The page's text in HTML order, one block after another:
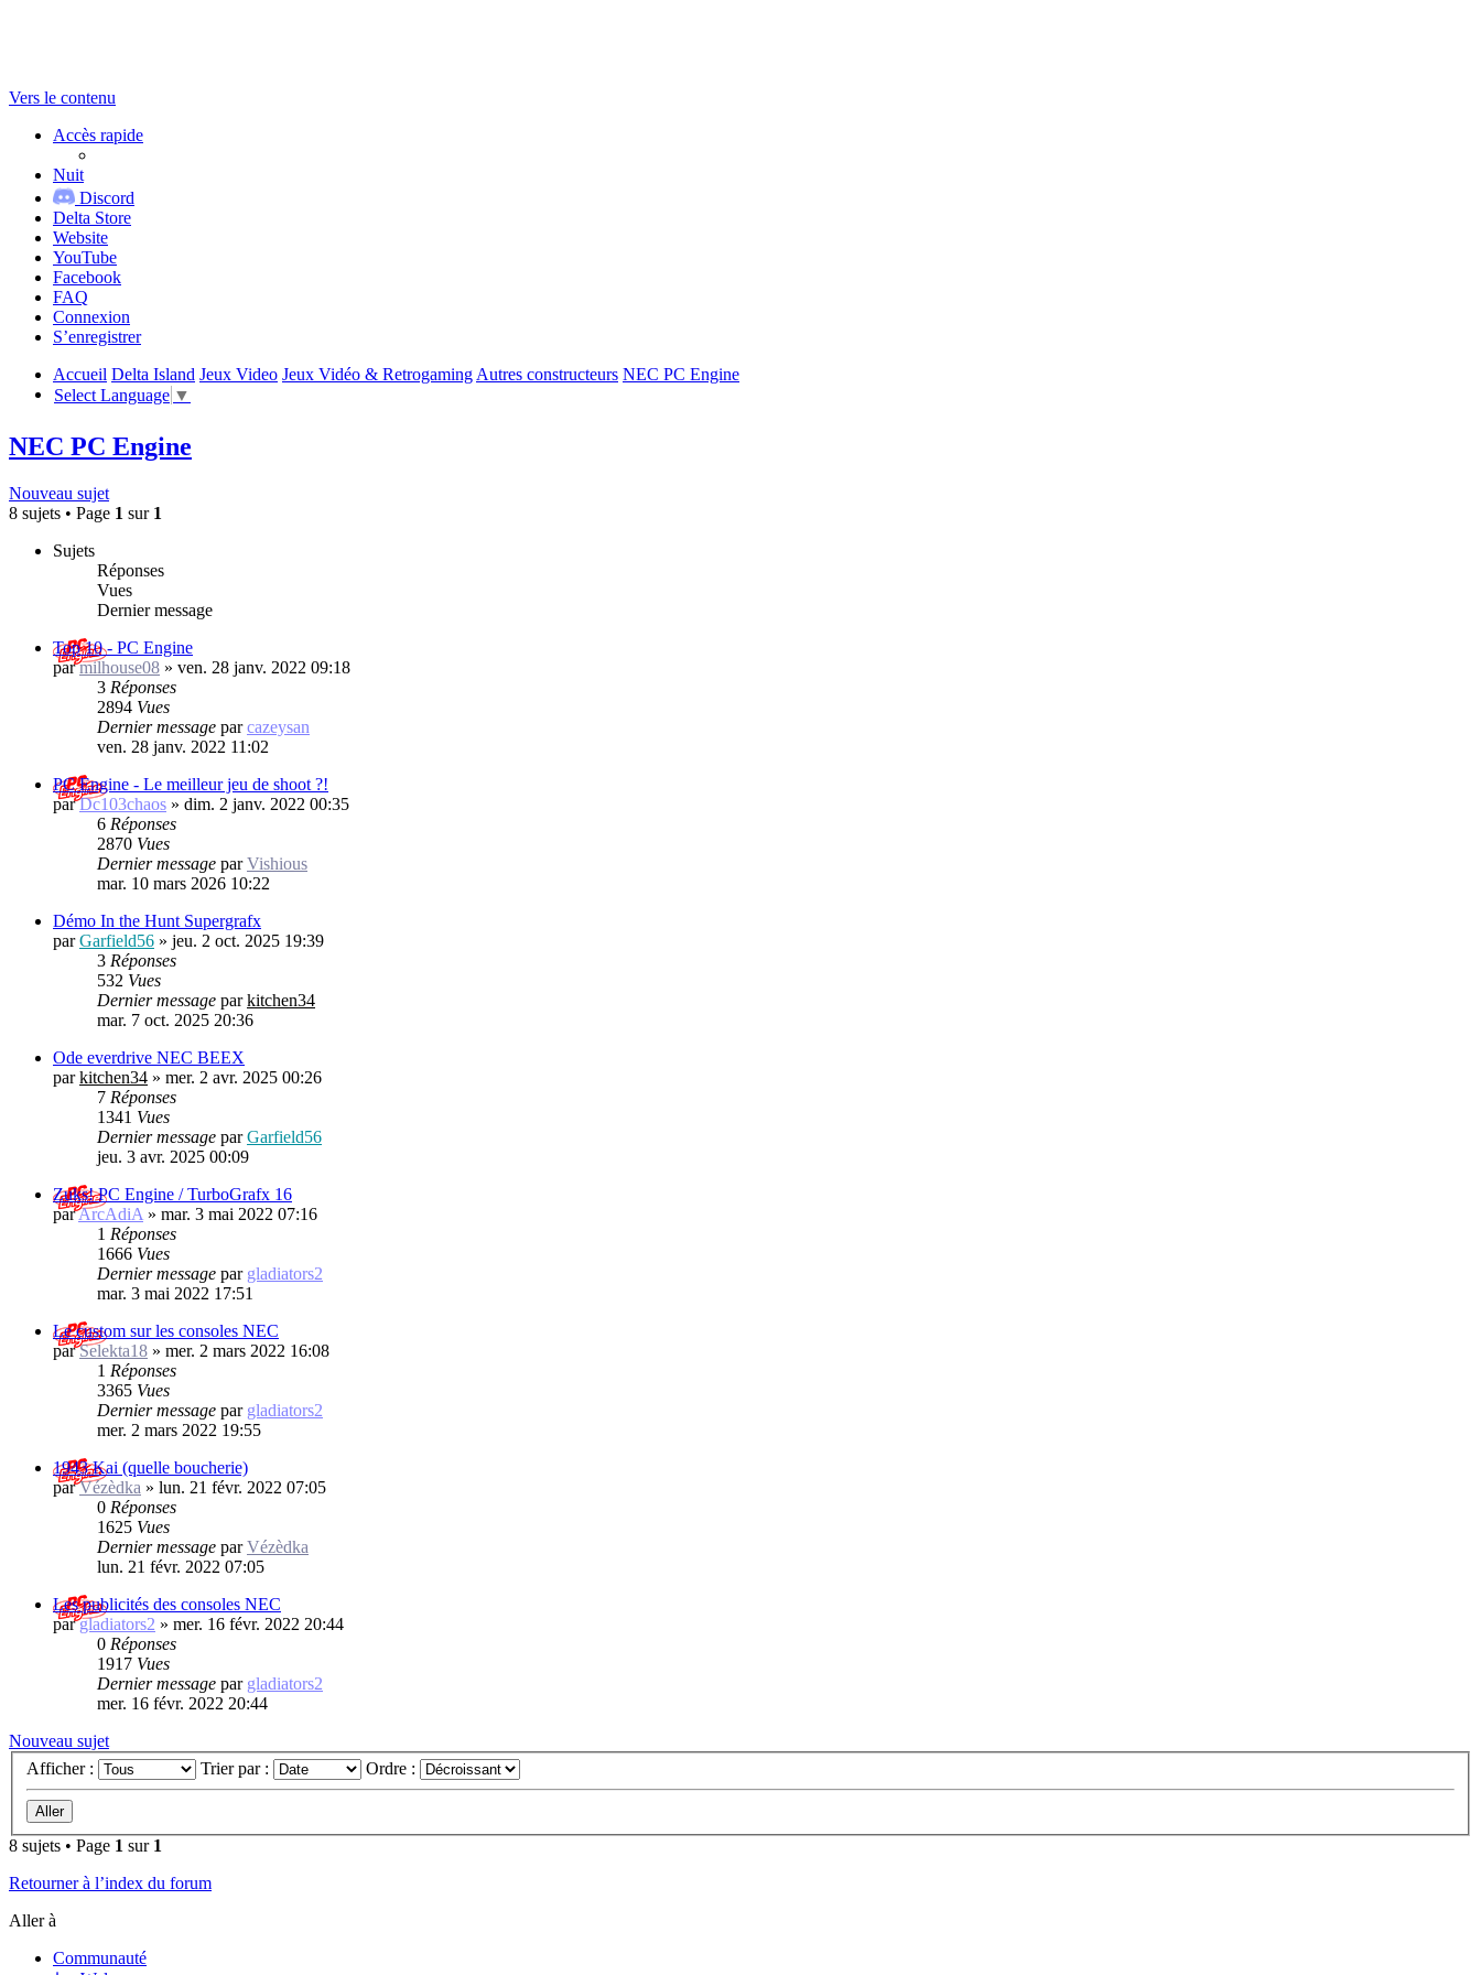
Vers le contenu
Accès rapide
Nuit
Discord
Delta Store
Website
YouTube
Facebook
FAQ
Connexion
S’enregistrer
Accueil Delta Island Jeux Video Jeux Vidéo & Retrogaming Autres constructeurs NEC PC Engine
Select Language ▼
NEC PC Engine
Nouveau sujet
8 sujets • Page 1 sur 1
Sujets
Réponses
Vues
Dernier message
Top 10 - PC Engine
parmilhouse08 » ven. 28 janv. 2022 09:18
3 Réponses
2894 Vues
Dernier message parcazeysan
ven. 28 janv. 2022 11:02
PC Engine - Le meilleur jeu de shoot ?!
parDc103chaos » dim. 2 janv. 2022 00:35
6 Réponses
2870 Vues
Dernier message parVishious
mar. 10 mars 2026 10:22
Démo In the Hunt Supergrafx
parGarfield56 » jeu. 2 oct. 2025 19:39
3 Réponses
532 Vues
Dernier message parkitchen34
mar. 7 oct. 2025 20:36
Ode everdrive NEC BEEX
parkitchen34 » mer. 2 avr. 2025 00:26
7 Réponses
1341 Vues
Dernier message parGarfield56
jeu. 3 avr. 2025 00:09
Zuks! PC Engine / TurboGrafx 16
parArcAdiA » mar. 3 mai 2022 07:16
1 Réponses
1666 Vues
Dernier message par gladiators2
mar. 3 mai 2022 17:51
Le custom sur les consoles NEC
parSelekta18 » mer. 2 mars 2022 16:08
1 Réponses
3365 Vues
Dernier message par gladiators2
mer. 2 mars 2022 19:55
1943 Kai (quelle boucherie)
parVézèdka » lun. 21 févr. 2022 07:05
0 Réponses
1625 Vues
Dernier message parVézèdka
lun. 21 févr. 2022 07:05
Les publicités des consoles NEC
pargladiators2 » mer. 16 févr. 2022 20:44
0 Réponses
1917 Vues
Dernier message par gladiators2
mer. 16 févr. 2022 20:44
Nouveau sujet
Afficher :
Trier par : Ordre :
8 sujets • Page 1 sur 1
Retourner à l’index du forum
Aller à
Communauté